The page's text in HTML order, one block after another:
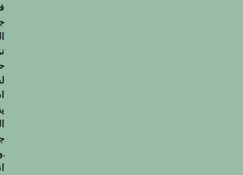
ومن متى وصرت اهوجس معقولة يكون سلطان هو من خطط لهذا الشي.